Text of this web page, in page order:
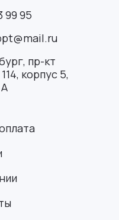
99 95
пр-кт
корпус 5,